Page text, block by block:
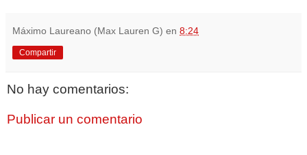
Máximo Laureano (Max Lauren G) en 8:24
Compartir
No hay comentarios:
Publicar un comentario